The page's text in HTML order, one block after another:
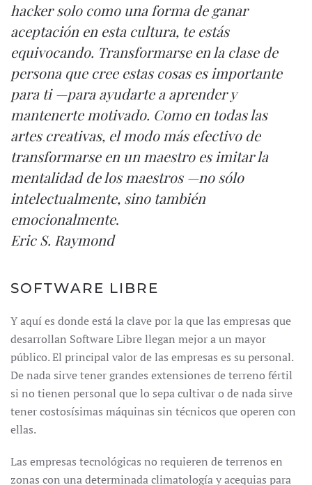
hacker solo como una forma de ganar
aceptación en esta cultura, te estás
equivocando. Transformarse en la clase de
persona que cree estas cosas es importante
para ti —para ayudarte a aprender y
mantenerte motivado. Como en todas las
artes creativas, el modo más efectivo de
transformarse en un maestro es imitar la
mentalidad de los maestros —no sólo
intelectualmente, sino también
emocionalmente.
Eric S. Raymond
SOFTWARE LIBRE
Y aquí es donde está la clave por la que las empresas que
desarrollan Software Libre llegan mejor a un mayor
público. El principal valor de las empresas es su personal.
De nada sirve tener grandes extensiones de terreno fértil
si no tienen personal que lo sepa cultivar o de nada sirve
tener costosísimas máquinas sin técnicos que operen con
ellas.
Las empresas tecnológicas no requieren de terrenos en
zonas con una determinada climatología y acequias para